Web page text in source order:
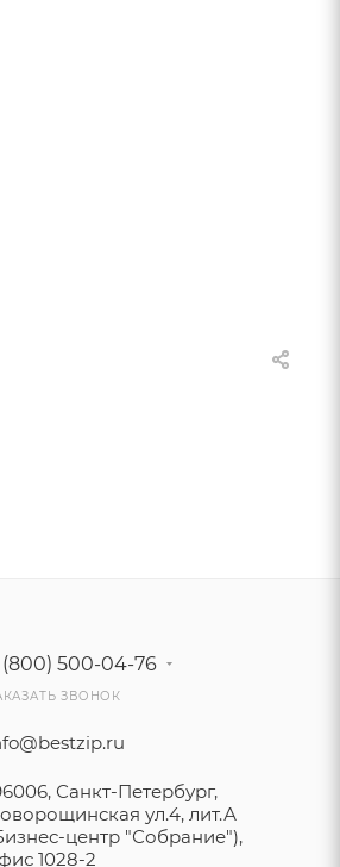
500-04-76
ЗВОНОК
Санкт-Петербург,
ул.4, лит.А
центр "Собрание"),
1028-2